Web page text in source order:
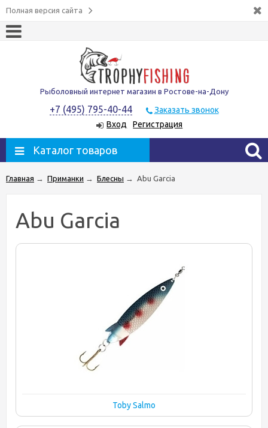
Полная версия сайта
Рыболовный интернет магазин в Ростове-на-Дону
+7 (495) 795-40-44
Заказать звонок
Вход
Регистрация
Каталог товаров
Главная → Приманки → Блесны → Abu Garcia
Abu Garcia
Toby Salmo